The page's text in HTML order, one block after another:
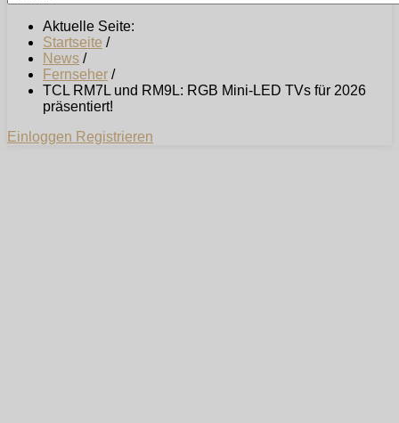
Aktuelle Seite:
Startseite /
News /
Fernseher /
TCL RM7L und RM9L: RGB Mini-LED TVs für 2026
präsentiert!
Einloggen Registrieren